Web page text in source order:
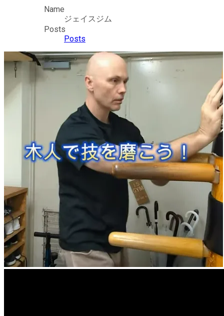
Name
ジェイスジム
Posts
Posts